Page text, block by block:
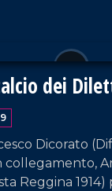
dei
Dicorato
collegamento,
Reggina 1914)